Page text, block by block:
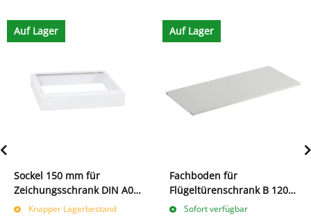
Auf Lager
Sockel 150 mm für
Zeichungsschrank DIN A0 -
weißKnapper Lagerbestand
Auf Lager
Fachboden für
Flügeltürenschrank B 1200
x T 422 mm, lichtgrau
Sofort verfügbar